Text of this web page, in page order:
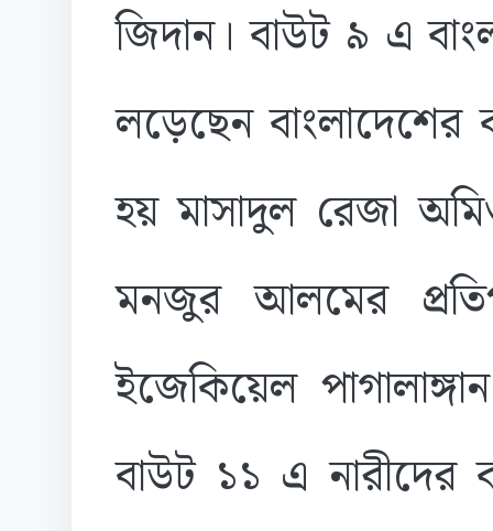
জিদান। বাউট ৯ এ
লড়েছেন
হয় মাসাদুল রেজা
মনজুর আলমের
ইজেকিয়েল
বাউট ১১ এ নারীদের